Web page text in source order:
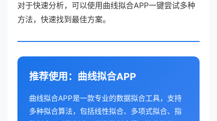
对于快速分析，可以使用曲线拟合APP一键尝试多种
方法，快速找到最佳方案。
推荐使用：曲线拟合APP
曲线拟合APP是一款专业的数据拟合工具，支持
多种拟合算法，包括线性拟合、多项式拟合、指